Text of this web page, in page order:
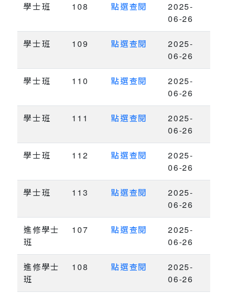
學士班 108 點選查閱
2025-
06-26
學士班 109 點選查閱
2025-
06-26
學士班 110 點選查閱
2025-
06-26
學士班 111 點選查閱
2025-
06-26
學士班 112 點選查閱
2025-
06-26
學士班 113 點選查閱
2025-
06-26
進修學士
班
107 點選查閱
2025-
06-26
進修學士
班
108 點選查閱
2025-
06-26